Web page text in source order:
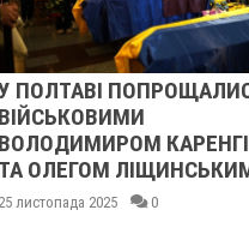
ПОПРОЩАЛИСЯ ІЗ
КАРЕНГІНИМ
ЛІЩИНСЬКИМ
2025 0